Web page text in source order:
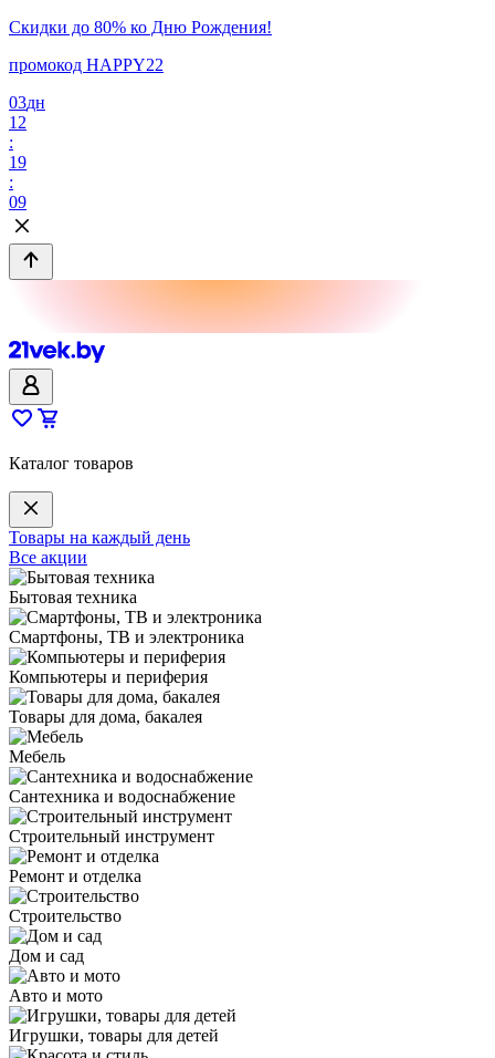
Скидки до 80% ко Дню Рождения!
промокод HAPPY22
03дн
12
:
19
:
09
Каталог товаров
Товары на каждый день
Все акции
Бытовая техника
Смартфоны, ТВ и электроника
Компьютеры и периферия
Товары для дома, бакалея
Мебель
Сантехника и водоснабжение
Строительный инструмент
Ремонт и отделка
Строительство
Дом и сад
Авто и мото
Игрушки, товары для детей